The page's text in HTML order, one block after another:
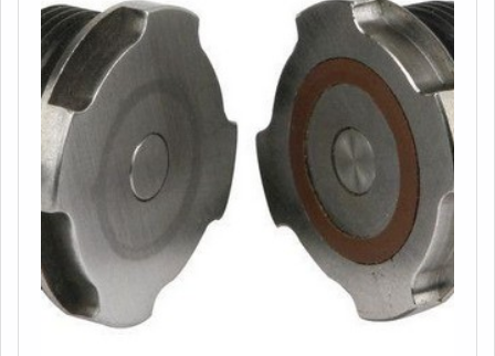
empresa que tem sido apontada de forma positiva no
mercado por toda seriedade e qualidade o que garante a
melhor experiência de todos os clientes.